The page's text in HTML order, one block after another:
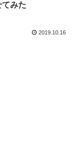
てみた
2019.10.16